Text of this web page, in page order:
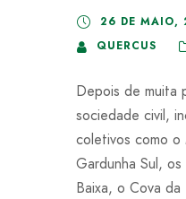
26 DE MAIO,
QUERCUS
Depois de muita
sociedade civil,
coletivos como o
Gardunha Sul,
Baixa, o Cova